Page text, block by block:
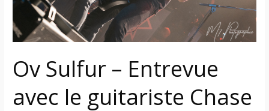
Ov Sulfur – Entrevue
avec le guitariste Chase
Wilson
à
propos
nouvel
« Endless »